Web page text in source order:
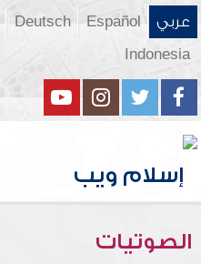
عربي Español
Deutsch
Indonesia
الصوتيات